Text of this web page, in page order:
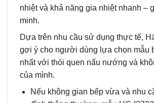
nhiệt và khả năng gia nhiệt nhanh –
minh.
Dựa trên nhu cầu sử dụng thực tế,
gợi ý cho người dùng lựa chọn mẫu
nhất với thói quen nấu nướng và
của mình.
Nếu không gian bếp vừa và nhu